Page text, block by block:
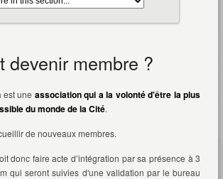
devenir membre ?
est une association qui a la volonté d'être la plus
du monde de la Cité.
de nouveaux membres.
donc faire acte d’intégration par sa présence à 3
qui seront suivies d'une validation par le bureau